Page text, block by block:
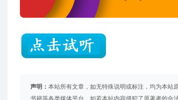
声明： 本站所有文章，如无特殊说明或标注，均为本站
书籍等各类媒体平台。如若本站内容侵犯了原著者的合